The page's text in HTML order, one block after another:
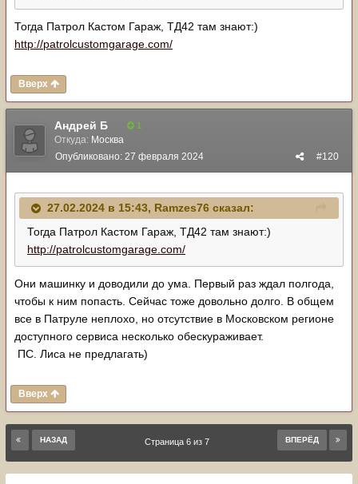
Тогда Патрол Кастом Гараж, ТД42 там знают:)
http://patrolcustomgarage.com/
Вверх
Андрей Б 1
Откуда: Москва
#120
Опубликовано: 27 февраля 2024
27.02.2024 в 15:43, Ramzes76 сказал:
Тогда Патрол Кастом Гараж, ТД42 там знают:)
http://patrolcustomgarage.com/
Они машинку и доводили до ума. Первый раз ждал полгода,
чтобы к ним попасть. Сейчас тоже довольно долго. В общем
все в Патруле неплохо, но отсутствие в Московском регионе
доступного сервиса несколько обескураживает.
ПС. Лиса не предлагать)
Вверх
НАЗАД ВПЕРЁД
Страница 6 из 7